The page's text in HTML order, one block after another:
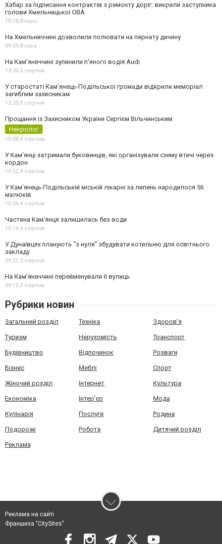
Хабар за підписання контрактів з ремонту доріг: викрили заступника
голови Хмельницької ОВА
10:18,Вчора
На Хмельниччині дозволили полювати на пернату дичину
09:59,Вчора
На Камʼянеччині зупинили п'яного водія Audi
13:20,5 серпня
У старостаті Кам’янець-Подільської громади відкрили меморіал
загиблим захисникам
12:20,5 серпня
Прощання із Захисником України Сергієм Вільчинським
Некролог
15:08,4 серпня
У Кам’янці затримали буковинців, які організували схему втечі через
кордон
14:52,4 серпня
У Кам’янець-Подільській міській лікарні за липень народилося 56
малюків
10:24,4 серпня
Частина Кам'янця залишилась без води
10:14,4 серпня
У Дунаївцях планують "з нуля" збудувати котельню для освітнього
закладу
09:21,3 серпня
На Камʼянеччині перейменували 6 вулиць
09:12,3 серпня
Рубрики новин
Загальний розділ Техніка Здоров'я
Туризм Нерухомість Транспорт
Будівництво Відпочинок Розваги
Бізнес Меблі Спорт
Жіночий розділ Інтернет Культура
Економіка Інтер'єр Мода
Кулінарія Послуги Родина
Подорожі Робота Дитячий розділ
Реклама
Реклама на сайті
Франшиза "CitySites"